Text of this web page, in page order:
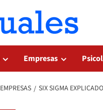
Empresas
EMPRESAS SIX SIGMA